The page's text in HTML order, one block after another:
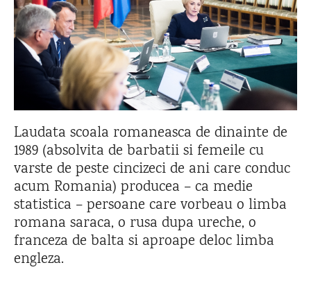
Laudata scoala romaneasca de dinainte de
1989 (absolvita de barbatii si femeile cu
varste de peste cincizeci de ani care conduc
acum Romania) producea – ca medie
statistica – persoane care vorbeau o limba
romana saraca, o rusa dupa ureche, o
franceza de balta si aproape deloc limba
engleza.